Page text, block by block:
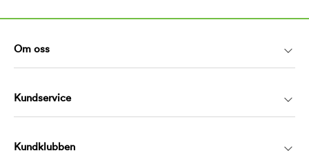
Om oss
Kundservice
Kundklubben